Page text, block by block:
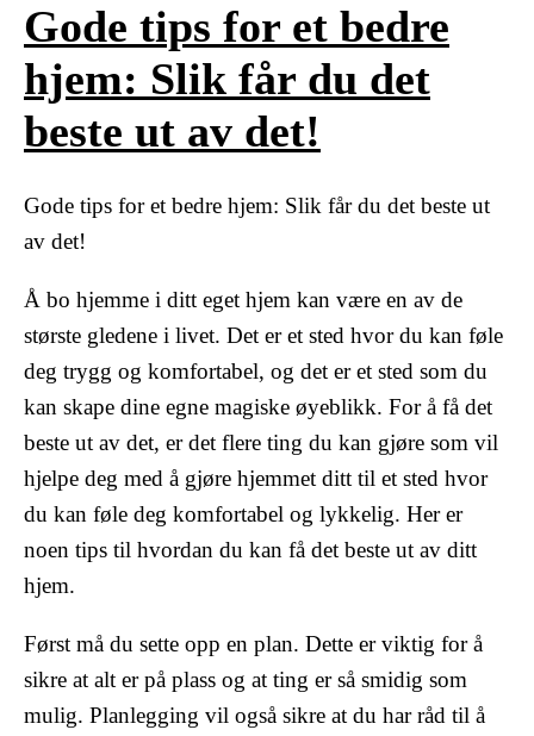
Gode tips for et bedre
hjem: Slik får du det
beste ut av det!
Gode tips for et bedre hjem: Slik får du det beste ut
av det!
Å bo hjemme i ditt eget hjem kan være en av de
største gledene i livet. Det er et sted hvor du kan føle
deg trygg og komfortabel, og det er et sted som du
kan skape dine egne magiske øyeblikk. For å få det
beste ut av det, er det flere ting du kan gjøre som vil
hjelpe deg med å gjøre hjemmet ditt til et sted hvor
du kan føle deg komfortabel og lykkelig. Her er
noen tips til hvordan du kan få det beste ut av ditt
hjem.
Først må du sette opp en plan. Dette er viktig for å
sikre at alt er på plass og at ting er så smidig som
mulig. Planlegging vil også sikre at du har råd til å